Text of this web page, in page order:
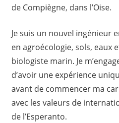
de Compiègne, dans l’Oise.
Je suis un nouvel ingénieur
en agroécologie, sols, eaux
biologiste marin. Je
d’avoir une expérience
avant de commencer ma
avec les valeurs de
de l’Esperanto.